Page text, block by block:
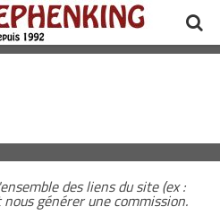
des liens du site (ex :
générer une commission.